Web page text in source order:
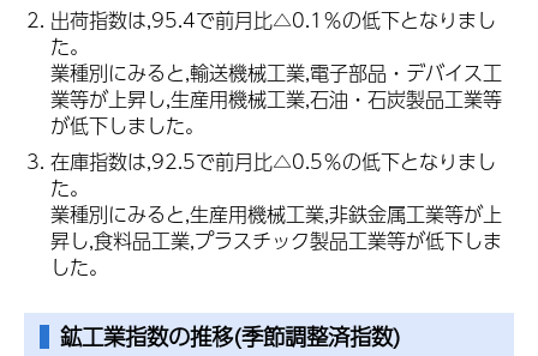
出荷指数は,95.4で前月比△0.1％の低下となりまし
た。
業種別にみると,輸送機械工業,電子部品・デバイス工
業等が上昇し,生産用機械工業,石油・石炭製品工業等
が低下しました。
在庫指数は,92.5で前月比△0.5％の低下となりまし
た。
業種別にみると,生産用機械工業,非鉄金属工業等が上
昇し,食料品工業,プラスチック製品工業等が低下しま
した。
鉱工業指数の推移(季節調整済指数)